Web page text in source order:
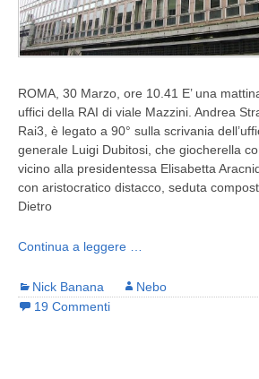
ROMA, 30 Marzo, ore 10.41 E’ una
uffici della RAI di viale Mazzini. Andrea
Rai3, è legato a 90° sulla scrivania
generale Luigi Dubitosi, che giocherella
vicino alla presidentessa Elisabetta
con aristocratico distacco, seduta
Dietro
Continua a leggere …
Nick Banana
Nebo
19 Commenti